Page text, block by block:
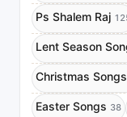
Ps Shalem Raj
Lent Season
Christmas Songs
Easter Songs 38